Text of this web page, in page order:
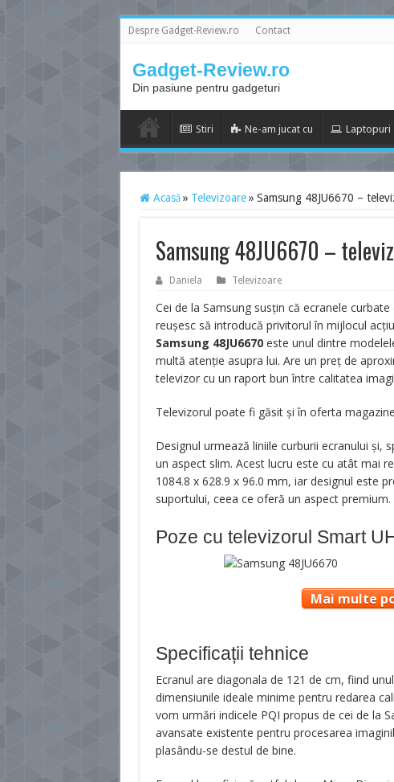
Despre Gadget-Review.ro Contact
Gadget-Review.ro
Din pasiune pentru gadgeturi
Stiri Ne-am jucat cu Laptopuri
Acasă » Televizoare » Samsung 48JU6670 –
Samsung 48JU6670 –
Daniela Televizoare
Cei de la Samsung susțin că ecranele
reușesc să introducă privitorul în mijlocul
Samsung 48JU6670este unul dintre
multă atenție asupra lui. Are un preț de
televizor cu un raport bun între calitatea
Televizorul poate fi găsit și în oferta
Designul urmează liniile curburii ecranului și,
un aspect slim. Acest lucru este cu atât mai
1084.8 x 628.9 x 96.0 mm, iar designul este
suportului, ceea ce oferă un aspect premium.
Poze cu televizorul Smart
Mai multe
Specificații tehnice
Ecranul are diagonala de 121 de cm, fiind
dimensiunile ideale minime pentru redarea
vom urmări indicele PQI propus de cei de la
avansate existente pentru procesarea
plasându-se destul de bine.